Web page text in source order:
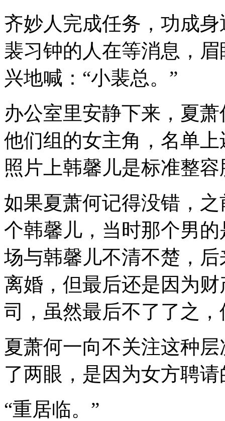
齐妙人完成任务，功成
裴习钟的人在等消息，
兴地喊：“小裴总。”
办公室里安静下来，夏
他们组的女主角，名单
照片上韩馨儿是标准整
如果夏萧何记得没错，
个韩馨儿，当时那个男
场与韩馨儿不清不楚，
离婚，但最后还是因为
司，虽然最后不了了之
夏萧何一向不关注这种
了两眼，是因为女方聘
“重居临。”